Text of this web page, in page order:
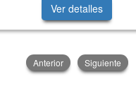
Ver detalles
Anterior Siguiente